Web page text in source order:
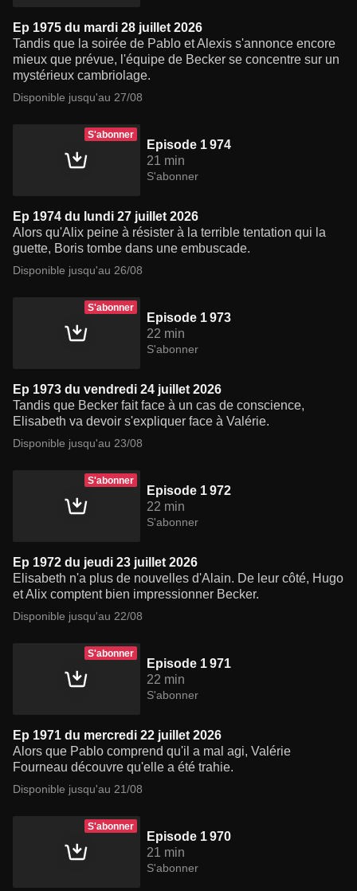
Ep 1975 du mardi 28 juillet 2026
Tandis que la soirée de Pablo et Alexis s'annonce encore
mieux que prévue, l'équipe de Becker se concentre sur un
mystérieux cambriolage.
Disponible jusqu'au 27/08
S'abonner
Episode 1 974
21 min
S'abonner
Ep 1974 du lundi 27 juillet 2026
Alors qu'Alix peine à résister à la terrible tentation qui la
guette, Boris tombe dans une embuscade.
Disponible jusqu'au 26/08
S'abonner
Episode 1 973
22 min
S'abonner
Ep 1973 du vendredi 24 juillet 2026
Tandis que Becker fait face à un cas de conscience,
Elisabeth va devoir s'expliquer face à Valérie.
Disponible jusqu'au 23/08
S'abonner
Episode 1 972
22 min
S'abonner
Ep 1972 du jeudi 23 juillet 2026
Elisabeth n'a plus de nouvelles d'Alain. De leur côté, Hugo
et Alix comptent bien impressionner Becker.
Disponible jusqu'au 22/08
S'abonner
Episode 1 971
22 min
S'abonner
Ep 1971 du mercredi 22 juillet 2026
Alors que Pablo comprend qu'il a mal agi, Valérie
Fourneau découvre qu'elle a été trahie.
Disponible jusqu'au 21/08
S'abonner
Episode 1 970
21 min
S'abonner